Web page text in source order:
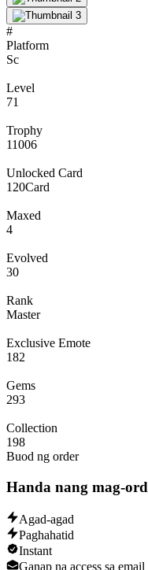
#
Platform
Sc
Level
71
Trophy
11006
Unlocked Card
120Card
Maxed
4
Evolved
30
Rank
Master
Exclusive Emote
182
Gems
293
Collection
198
Buod ng order
Handa nang mag-
Agad-agad
Paghahatid
Instant
Ganap na access sa email